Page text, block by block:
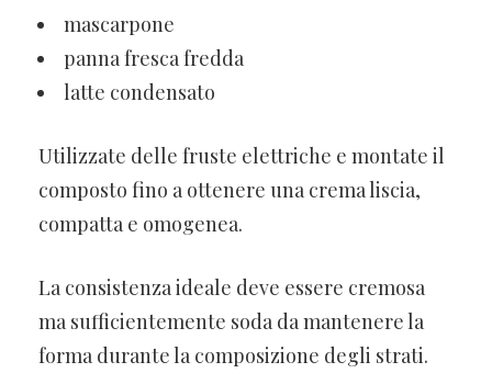
mascarpone
panna fresca fredda
latte condensato
Utilizzate delle fruste elettriche e montate il
composto fino a ottenere una crema liscia,
compatta e omogenea.
La consistenza ideale deve essere cremosa
ma sufficientemente soda da mantenere la
forma durante la composizione degli strati.